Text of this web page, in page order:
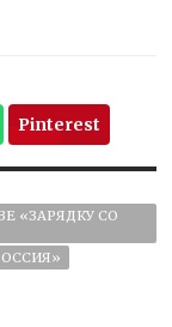
Pinterest
«ЗАРЯДКУ СО